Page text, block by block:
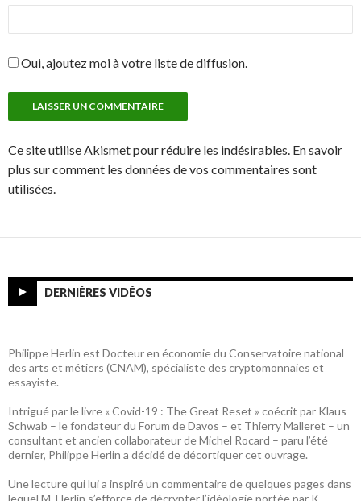
Oui, ajoutez moi à votre liste de diffusion.
Ce site utilise Akismet pour réduire les indésirables. En savoir
plus sur comment les données de vos commentaires sont
utilisées.
DERNIÈRES VIDÉOS
Philippe Herlin est Docteur en économie du Conservatoire national
des arts et métiers (CNAM), spécialiste des cryptomonnaies et
essayiste.
Intrigué par le livre « Covid-19 : The Great Reset » coécrit par Klaus
Schwab – le fondateur du Forum de Davos – et Thierry Malleret – un
consultant et ancien collaborateur de Michel Rocard – paru l’été
dernier, Philippe Herlin a décidé de décortiquer cet ouvrage.
Une lecture qui lui a inspiré un commentaire de quelques pages dans
lequel M. Herlin s’efforce de décrypter l’idéologie portée par K.